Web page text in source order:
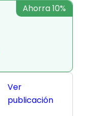
Ahorra 10%
Ver
publicación